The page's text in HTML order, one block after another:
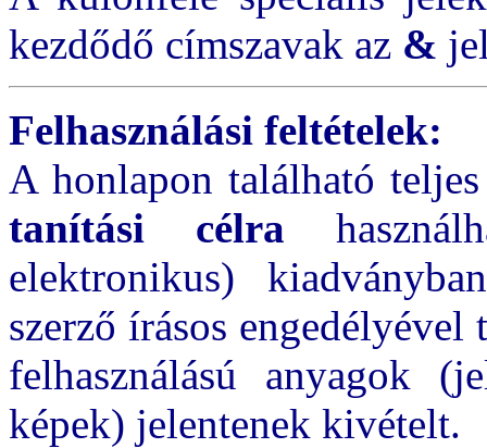
kezdődő címszavak az &
Felhasználási feltételek:
A honlapon található
tanítási célra
elektronikus)
szerző írásos
felhasználású anyagok
képek) jelentenek kivételt.